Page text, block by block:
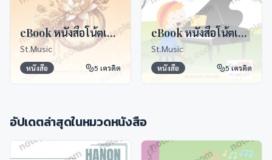
eBook หนังสือโน้ตเปียโนจักรวาลออเจ้า
St.Music
หนังสือ 5 เครดิต
eBook หนังสือโน้ตเปียโน The First Song
St.Music
หนังสือ 5เครดิต
อัปเดตล่าสุดในหมวดหนังสือ